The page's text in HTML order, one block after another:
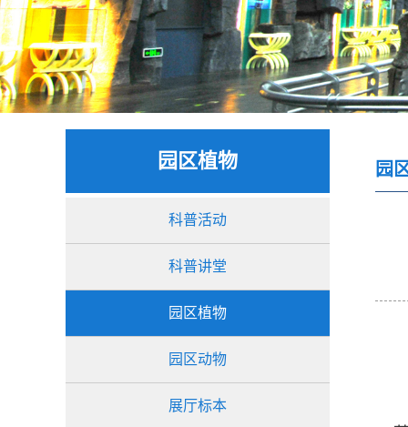
园区植物
科普活动
科普讲堂
园区植物
园区动物
展厅标本
园